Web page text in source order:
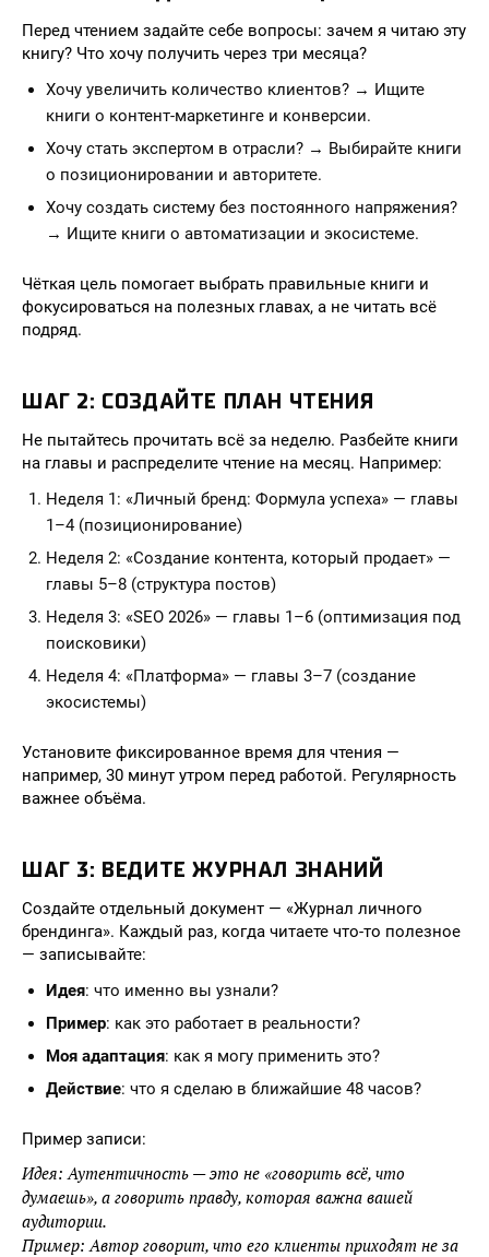
Перед чтением задайте себе вопросы: зачем я читаю эту
книгу? Что хочу получить через три месяца?
Хочу увеличить количество клиентов? → Ищите
книги о контент-маркетинге и конверсии.
Хочу стать экспертом в отрасли? → Выбирайте книги
о позиционировании и авторитете.
Хочу создать систему без постоянного напряжения?
→ Ищите книги о автоматизации и экосистеме.
Чёткая цель помогает выбрать правильные книги и
фокусироваться на полезных главах, а не читать всё
подряд.
ШАГ 2: СОЗДАЙТЕ ПЛАН ЧТЕНИЯ
Не пытайтесь прочитать всё за неделю. Разбейте книги
на главы и распределите чтение на месяц. Например:
Неделя 1: «Личный бренд: Формула успеха» — главы
1–4 (позиционирование)
Неделя 2: «Создание контента, который продает» —
главы 5–8 (структура постов)
Неделя 3: «SEO 2026» — главы 1–6 (оптимизация под
поисковики)
Неделя 4: «Платформа» — главы 3–7 (создание
экосистемы)
Установите фиксированное время для чтения —
например, 30 минут утром перед работой. Регулярность
важнее объёма.
ШАГ 3: ВЕДИТЕ ЖУРНАЛ ЗНАНИЙ
Создайте отдельный документ — «Журнал личного
брендинга». Каждый раз, когда читаете что-то полезное
— записывайте:
Идея: что именно вы узнали?
Пример: как это работает в реальности?
Моя адаптация: как я могу применить это?
Действие: что я сделаю в ближайшие 48 часов?
Пример записи:
Идея: Аутентичность — это не «говорить всё, что
думаешь», а говорить правду, которая важна вашей
аудитории.
Пример: Автор говорит, что его клиенты приходят не за